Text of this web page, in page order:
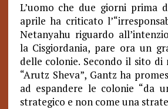
L’uomo che due giorni prima
aprile ha criticato
Netanyahu riguardo
la Cisgiordania, pare ora un
delle colonie. Secondo il sito di
“Arutz Sheva”, Gantz ha
ad espandere le colonie “da
strategico e non come una